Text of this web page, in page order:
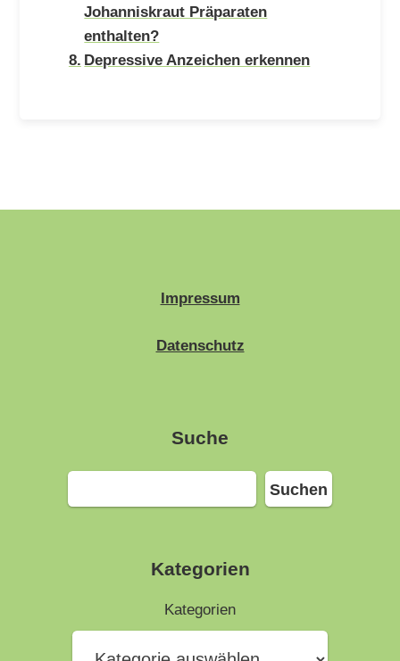
Johanniskraut Präparaten
enthalten?
Depressive Anzeichen erkennen
Impressum
Datenschutz
Suche
Suchen
Suchen
Kategorien
Kategorien